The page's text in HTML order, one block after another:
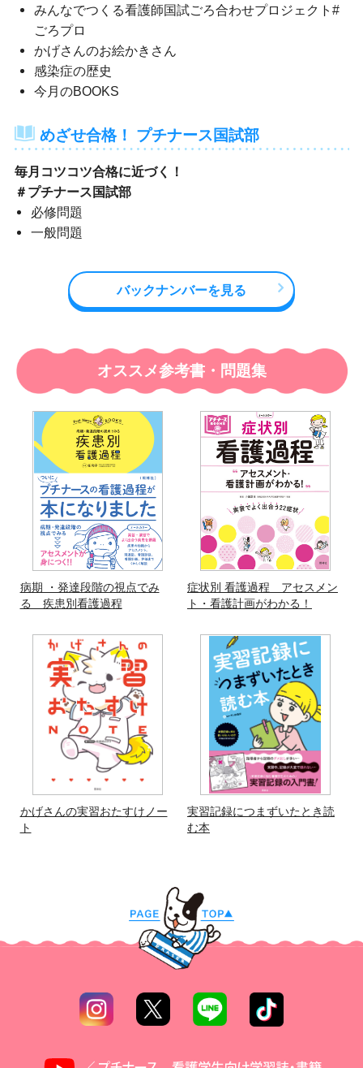
みんなでつくる看護師国試ごろ合わせプロジェクト#
ごろプロ
かげさんのお絵かきさん
感染症の歴史
今月のBOOKS
めざせ合格！ プチナース国試部
毎月コツコツ合格に近づく！
＃プチナース国試部
必修問題
一般問題
バックナンバーを見る
オススメ参考書・問題集
病期 ・発達段階の視点でみ
る 疾患別看護過程
症状別 看護過程 アセスメン
ト・看護計画がわかる！
かげさんの実習おたすけノー
ト
実習記録につまずいたとき読
む本